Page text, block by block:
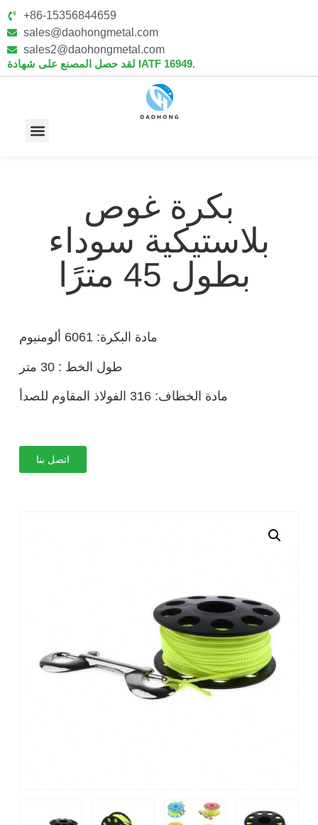
+86-15356844659
sales@daohongmetal.com
sales2@daohongmetal.com
لقد حصل المصنع على شهادة IATF 16949.
بكرة غوص
بلاستيكية سوداء
اتصل بنا